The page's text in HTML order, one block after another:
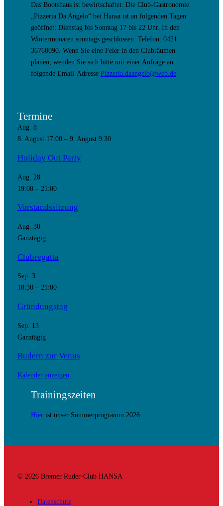
Das Bootshaus ist bewirtschaftet. Die Club-Gastronomie
„Pizzeria Da Angelo“ bei Hansa ist an folgenden Tagen
geöffnet: Dienstag bis Sonntag 17 bis 22 Uhr. In den
Wintermonaten sonntags geschlossen. Telefon: 0421
36760090. Wenn Sie eine Feier in den Clubräumen
planen, wenden Sie sich bitte mit einer Anfrage an
folgende Email-Adresse Pizzeria.daangelo@web.de
Termine
Aug. 8
8. August 17:00– 9. August 9:30
Holiday Out Party
Aug. 28
19:00– 21:00
Vorstandssitzung
Aug. 30
Ganztägig
Clubregatta
Sep. 3
18:30– 21:00
Gründungstag
Sep. 13
Ganztägig
Rudern zur Venus
Kalender anzeigen
Trainingszeiten
Hierist unser Sommerprogramm 2026
© 2026 Bremer Ruder-Club HANSA
Datenschutz